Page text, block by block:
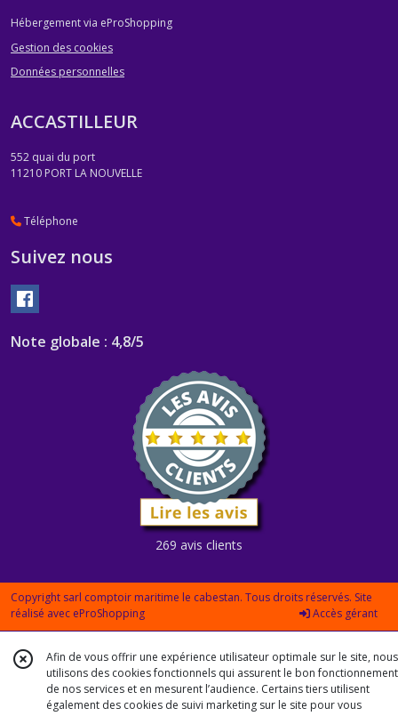
Hébergement via eProShopping
Gestion des cookies
Données personnelles
ACCASTILLEUR
552 quai du port
11210 PORT LA NOUVELLE
Téléphone
Suivez nous
Note globale : 4,8/5
269 avis clients
Copyright sarl comptoir maritime le cabestan. Tous droits réservés. Site
réalisé avec eProShopping Accès gérant
Afin de vous offrir une expérience utilisateur optimale sur le site, nous
utilisons des cookies fonctionnels qui assurent le bon fonctionnement
de nos services et en mesurent l’audience. Certains tiers utilisent
également des cookies de suivi marketing sur le site pour vous